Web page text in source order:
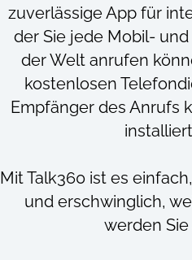
zuverlässige App für
der Sie jede Mobil-
der Welt anrufen
kostenlosen
Empfänger des Anrufs
Mit Talk360 ist es
und erschwinglich,
werden